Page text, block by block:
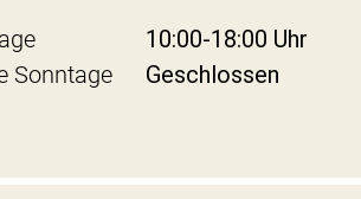
10:00-18:00 Uhr
Sonntage
Geschlossen